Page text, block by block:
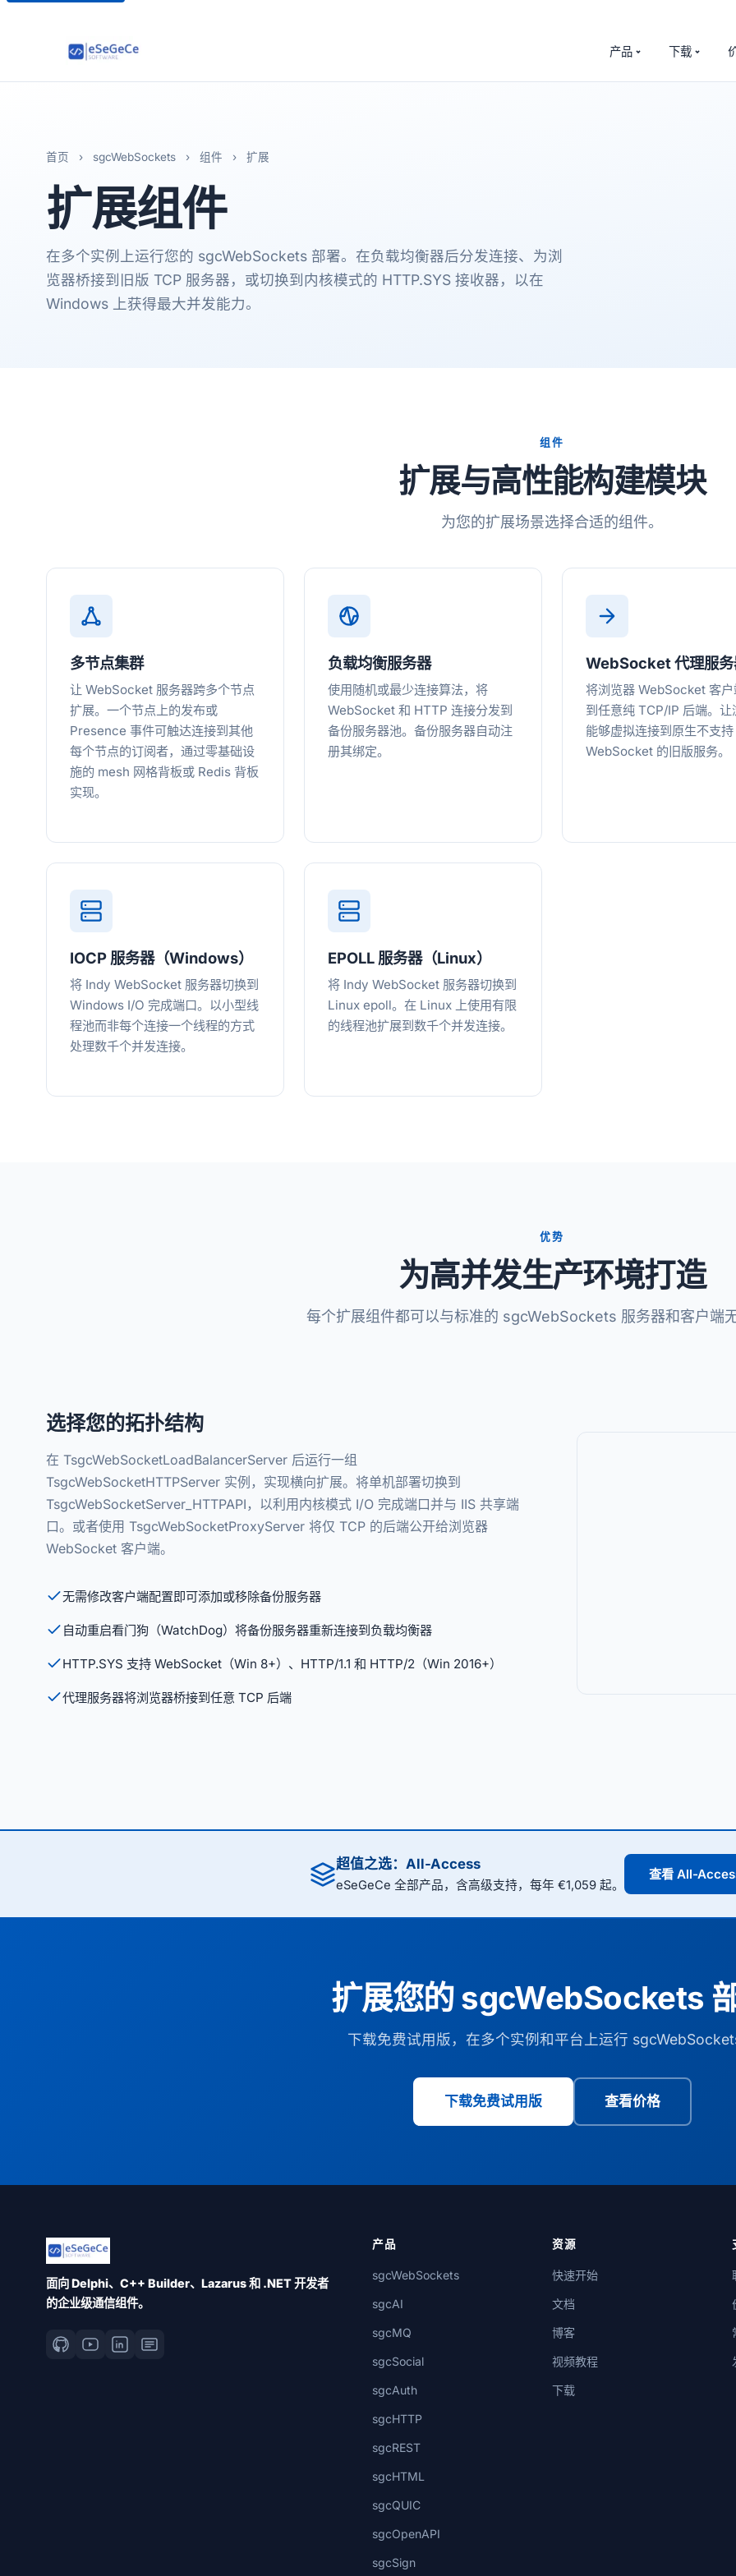
产品 下载
首页 › sgcWebSockets › 组件 › 扩展
扩展组件
在多个实例上运行您的 sgcWebSockets 部署。在负载均衡器后分发连接、为浏
览器桥接到旧版 TCP 服务器，或切换到内核模式的 HTTP.SYS 接收器，以在
Windows 上获得最大并发能力。
组件
扩展与高性能构建模块
为您的扩展场景选择合适的组件。
多节点集群
让 WebSocket 服务器跨多个节点
扩展。一个节点上的发布或
Presence 事件可触达连接到其他
每个节点的订阅者，通过零基础设
施的 mesh 网格背板或 Redis 背板
实现。
负载均衡服务器
使用随机或最少连接算法，将
WebSocket 和 HTTP 连接分发到
备份服务器池。备份服务器自动注
册其绑定。
WebSocket 代理服务
将浏览器 WebSocket 客户
到任意纯 TCP/IP 后端。让
能够虚拟连接到原生不支持
WebSocket 的旧版服务。
IOCP 服务器（Windows）
将 Indy WebSocket 服务器切换到
Windows I/O 完成端口。以小型线
程池而非每个连接一个线程的方式
处理数千个并发连接。
EPOLL 服务器（Linux）
将 Indy WebSocket 服务器切换到
Linux epoll。在 Linux 上使用有限
的线程池扩展到数千个并发连接。
优势
为高并发生产环境打造
每个扩展组件都可以与标准的 sgcWebSockets 服务器和客户端无
选择您的拓扑结构
在 TsgcWebSocketLoadBalancerServer 后运行一组
TsgcWebSocketHTTPServer 实例，实现横向扩展。将单机部署切换到
TsgcWebSocketServer_HTTPAPI，以利用内核模式 I/O 完成端口并与 IIS 共享端
口。或者使用 TsgcWebSocketProxyServer 将仅 TCP 的后端公开给浏览器
WebSocket 客户端。
无需修改客户端配置即可添加或移除备份服务器
自动重启看门狗（WatchDog）将备份服务器重新连接到负载均衡器
HTTP.SYS 支持 WebSocket（Win 8+）、HTTP/1.1 和 HTTP/2（Win 2016+）
代理服务器将浏览器桥接到任意 TCP 后端
超值之选：All-Access
eSeGeCe 全部产品，含高级支持，每年 €1,059 起。
查看 All-
扩展您的 sgcWebSockets
下载免费试用版，在多个实例和平台上运行
下载免费试用版 查看价格
面向 Delphi、C++ Builder、Lazarus 和 .NET 开发者
的企业级通信组件。
产品
sgcWebSockets
sgcAI
sgcMQ
sgcSocial
sgcAuth
sgcHTTP
sgcREST
sgcHTML
sgcQUIC
sgcOpenAPI
sgcSign
资源
快速开始
文档
博客
视频教程
下载